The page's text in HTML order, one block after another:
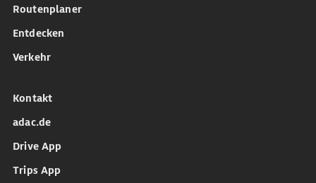
Routenplaner
Entdecken
Verkehr
Kontakt
adac.de
Drive App
Trips App